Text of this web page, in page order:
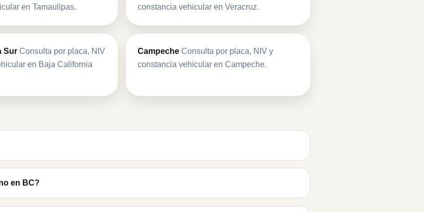
en Tamaulipas.
constancia vehicular en Veracruz.
Sur Consulta por placa, NIV
en Baja California
Campeche Consulta por placa, NIV y
constancia vehicular en Campeche.
en BC?